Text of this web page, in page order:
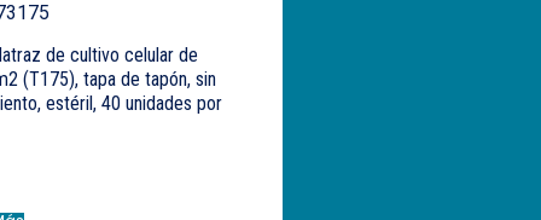
de cultivo celular de
(T175), tapa de tapón, sin
estéril, 40 unidades por